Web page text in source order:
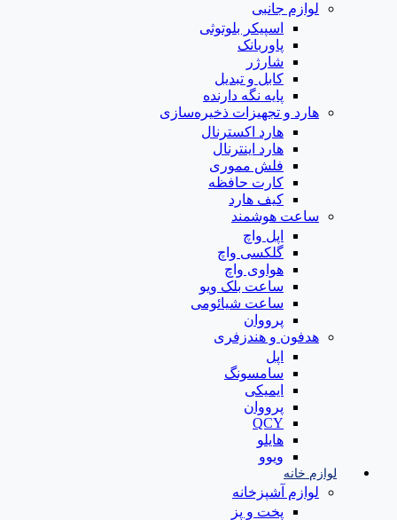
لوازم جانبی
اسپیکر بلوتوثی
پاوربانک
شارژر
کابل و تبدیل
پایه نگه دارنده
هارد و تجهیزات ذخیره‌سازی
هارد اکسترنال
هارد اینترنال
فلش مموری
کارت حافظه
کیف هارد
ساعت هوشمند
اپل واچ
گلکسی واچ
هواوی واچ
ساعت بلک ویو
ساعت شیائومی
پرووان
هدفون و هندزفری
اپل
سامسونگ
ایمیکی
پرووان
QCY
هایلو
ویوو
لوازم خانه
لوازم آشپزخانه
پخت و پز